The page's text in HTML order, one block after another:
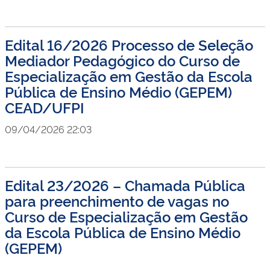
Edital 16/2026 Processo de Seleção
Mediador Pedagógico do Curso de
Especialização em Gestão da Escola
Pública de Ensino Médio (GEPEM)
CEAD/UFPI
09/04/2026 22:03
Edital 23/2026 – Chamada Pública
para preenchimento de vagas no
Curso de Especialização em Gestão
da Escola Pública de Ensino Médio
(GEPEM)